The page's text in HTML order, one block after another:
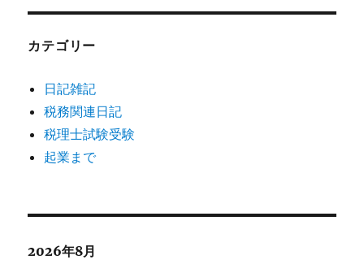
カテゴリー
日記雑記
税務関連日記
税理士試験受験
起業まで
2026年8月